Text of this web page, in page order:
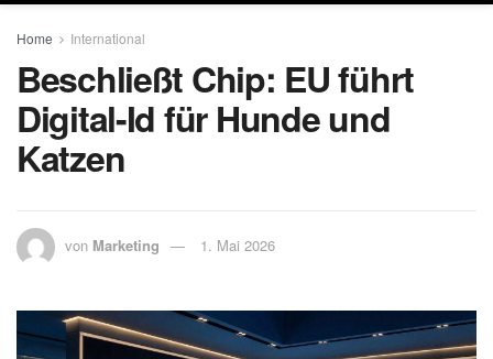
Home International
Beschließt Chip: EU führt
Digital-Id für Hunde und
Katzen
von Marketing 1. Mai 2026